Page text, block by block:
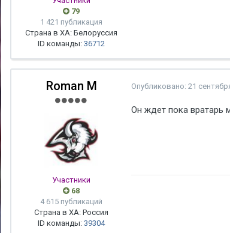
79
1 421 публикация
Страна в ХА: Белоруссия
ID команды: 36712
Roman M
Участники
68
4 615 публикаций
Страна в ХА: Россия
ID команды: 39304
Опубликовано: 21
Он ждет пока вратарь